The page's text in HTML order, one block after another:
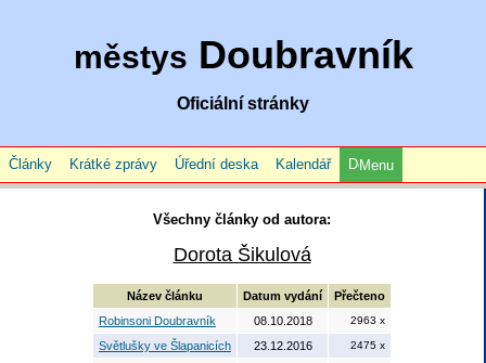
městys Doubravník
Oficiální stránky
Články Krátké zprávy Úřední deska Kalendář Menu
Všechny články od autora:
Dorota Šikulová
Název článku Datum vydání
Přečteno
Robinsoni Doubravník
08.10.2018 2963 x
Světlušky ve Šlapanicích 23.12.2016 2475 x